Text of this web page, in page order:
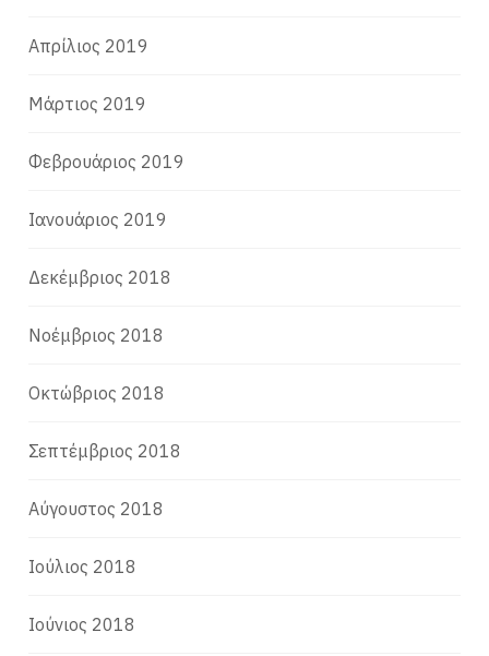
Απρίλιος 2019
Μάρτιος 2019
Φεβρουάριος 2019
Ιανουάριος 2019
Δεκέμβριος 2018
Νοέμβριος 2018
Οκτώβριος 2018
Σεπτέμβριος 2018
Αύγουστος 2018
Ιούλιος 2018
Ιούνιος 2018